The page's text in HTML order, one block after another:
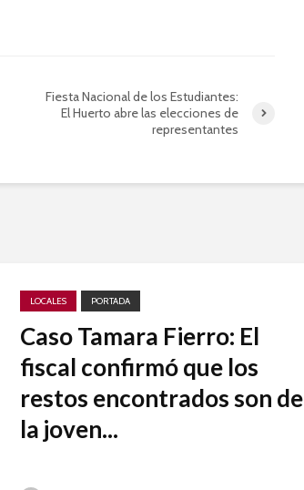
Fiesta Nacional de los Estudiantes:
El Huerto abre las elecciones de
representantes
LOCALES PORTADA
Caso Tamara Fierro: El
fiscal confirmó que los
restos encontrados son de
la joven...